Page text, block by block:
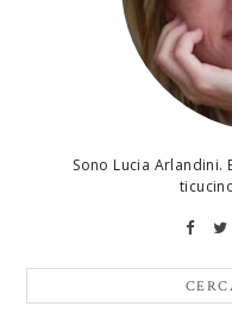
Sono Lucia Arlandini.